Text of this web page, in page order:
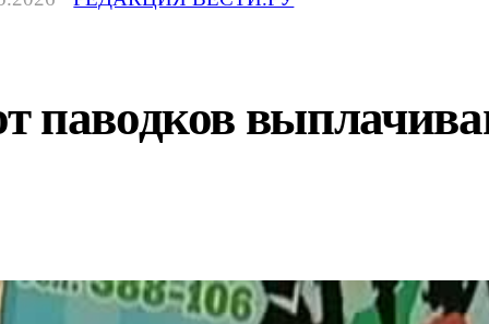
паводков